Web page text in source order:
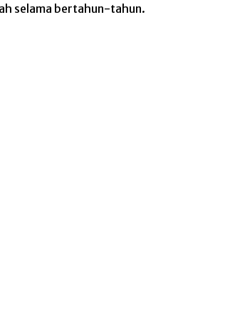
selama bertahun-tahun.